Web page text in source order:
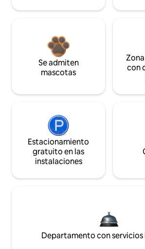
Se admiten
mascotas
con
Estacionamiento
gratuito en las
instalaciones
Departamento con